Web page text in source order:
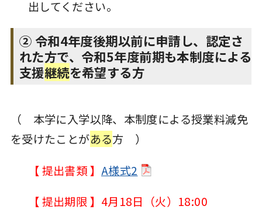
出してください。
② 令和4年度後期以前に申請し、認定さ
れた方で、令和5年度前期も本制度による
支援継続を希望する方
（ 本学に入学以降、本制度による授業料減免
を受けたことがある方 ）
【 提出書類 】 A様式2
【 提出期限 】4月18日（火）18:00